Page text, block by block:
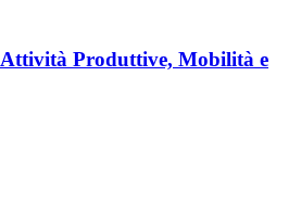
Produttive, Mobilità e